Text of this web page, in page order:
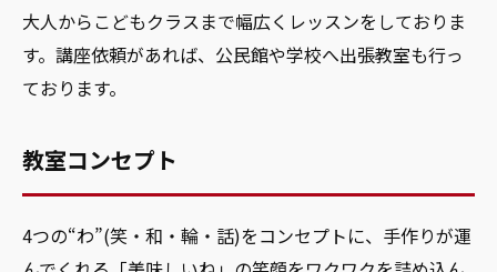
大人からこどもクラスまで幅広くレッスンをしておりま
す。講座依頼があれば、公民館や学校へ出張教室も行っ
ております。
教室コンセプト
4つの“わ”(笑・和・輪・話)をコンセプトに、手作りが運